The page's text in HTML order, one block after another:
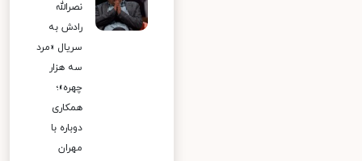
نصرالله
رادش به
سریال «مرد
سه هزار
چهره»؛
همکاری
دوباره با
مهران